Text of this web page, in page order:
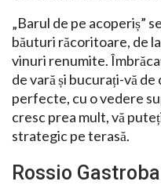
„Barul de pe acoperiș”
băuturi răcoritoare, de
vinuri renumite.
de vară și bucurați-vă
perfecte, cu o vedere
cresc prea mult, vă
strategic pe terasă.
Rossio